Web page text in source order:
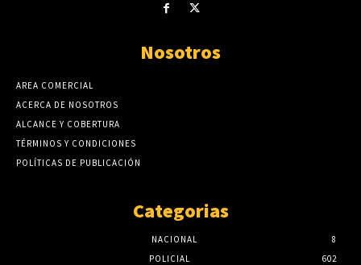
Nosotros
AREA COMERCIAL
ACERCA DE NOSOTROS
ALCANCE Y COBERTURA
TÉRMINOS Y CONDICIONES
POLÍTICAS DE PUBLICACIÓN
Categorias
NACIONAL
8
POLICIAL
602